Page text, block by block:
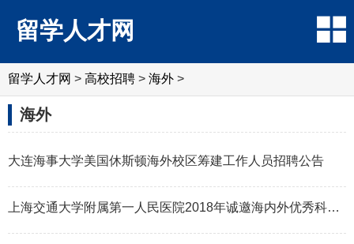
留学人才网
留学人才网 > 高校招聘 > 海外 >
海外
大连海事大学美国休斯顿海外校区筹建工作人员招聘公告
上海交通大学附属第一人民医院2018年诚邀海内外优秀科研人才